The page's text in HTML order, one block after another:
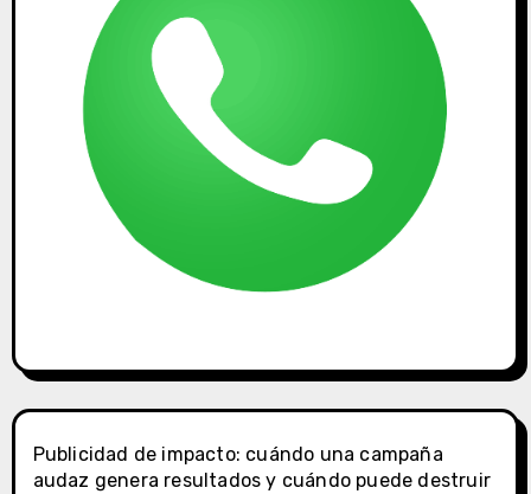
Publicidad de impacto: cuándo una campaña
audaz genera resultados y cuándo puede destruir